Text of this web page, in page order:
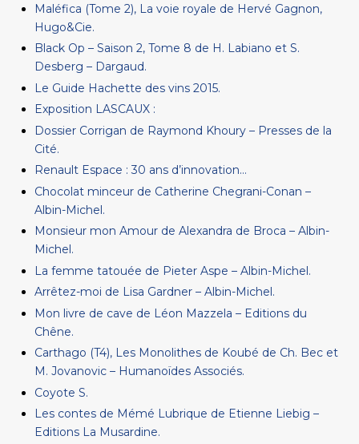
Maléfica (Tome 2), La voie royale de Hervé Gagnon,
Hugo&Cie.
Black Op – Saison 2, Tome 8 de H. Labiano et S.
Desberg – Dargaud.
Le Guide Hachette des vins 2015.
Exposition LASCAUX :
Dossier Corrigan de Raymond Khoury – Presses de la
Cité.
Renault Espace : 30 ans d’innovation…
Chocolat minceur de Catherine Chegrani-Conan –
Albin-Michel.
Monsieur mon Amour de Alexandra de Broca – Albin-
Michel.
La femme tatouée de Pieter Aspe – Albin-Michel.
Arrêtez-moi de Lisa Gardner – Albin-Michel.
Mon livre de cave de Léon Mazzela – Editions du
Chêne.
Carthago (T4), Les Monolithes de Koubé de Ch. Bec et
M. Jovanovic – Humanoïdes Associés.
Coyote S.
Les contes de Mémé Lubrique de Etienne Liebig –
Editions La Musardine.